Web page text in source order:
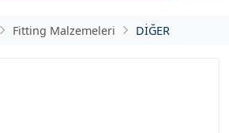
Fitting Malzemeleri DİĞER